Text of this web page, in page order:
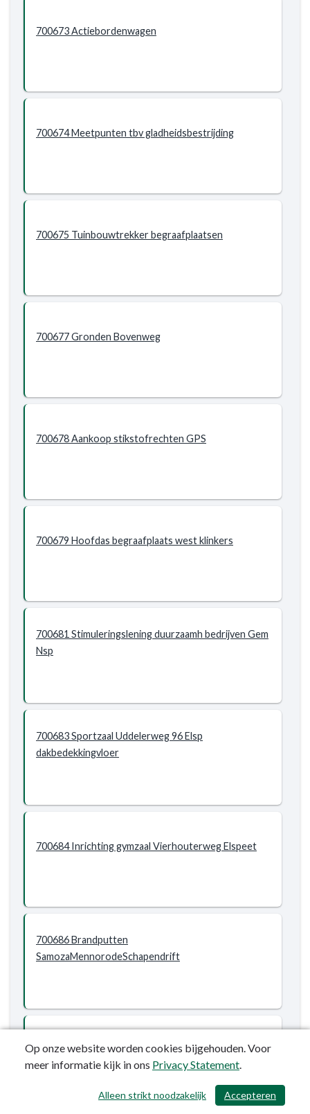
700673 Actiebordenwagen
700674 Meetpunten tbv gladheidsbestrijding
700675 Tuinbouwtrekker begraafplaatsen
700677 Gronden Bovenweg
700678 Aankoop stikstofrechten GPS
700679 Hoofdas begraafplaats west klinkers
700681 Stimuleringslening duurzaamh bedrijven Gem
Nsp
700683 Sportzaal Uddelerweg 96 Elsp
dakbedekkingvloer
700684 Inrichting gymzaal Vierhouterweg Elspeet
700686 Brandputten
SamozaMennorodeSchapendrift
/ 457
Op onze website worden cookies bijgehouden. Voor
meer informatie kijk in ons Privacy Statement.
Accepteren
Alleen strikt noodzakelijk